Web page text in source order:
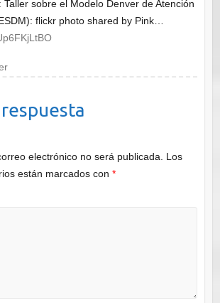
Taller sobre el Modelo Denver de Atención
flickr photo shared by Pink…
electrónico no será publicada.
Los
están marcados con *